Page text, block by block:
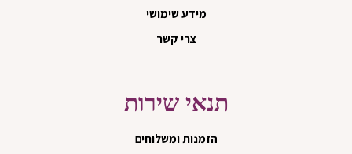
מידע שימושי
צרי קשר
תנאי שירות
הזמנות ומשלוחים